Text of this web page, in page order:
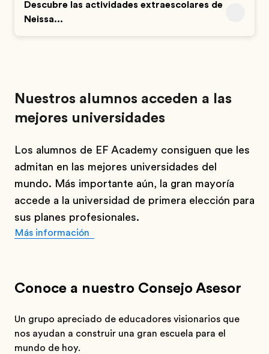
Descubre las actividades extraescolares de
Neissa...
Nuestros alumnos acceden a las
mejores universidades
Los alumnos de EF Academy consiguen que les
admitan en las mejores universidades del
mundo. Más importante aún, la gran mayoría
accede a la universidad de primera elección para
sus planes profesionales.
Más información
Conoce a nuestro Consejo Asesor
Un grupo apreciado de educadores visionarios que
nos ayudan a construir una gran escuela para el
mundo de hoy.